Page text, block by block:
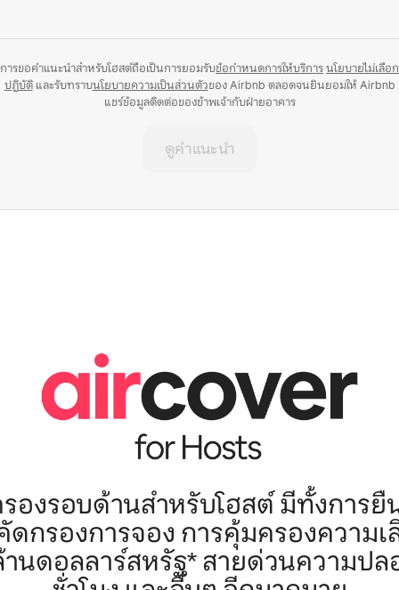
การขอคำแนะนำสำหรับโฮสต์ถือเป็นการยอมรับข้อกำหนดการให้บริการนโยบายไม่เลือก
ปฏิบัติและรับทราบนโยบายความเป็นส่วนตัวของ Airbnb ตลอดจนยินยอมให้ Airbnb
แชร์ข้อมูลติดต่อของข้าพเจ้ากับฝ่ายอาคาร
ดูคำแนะนำ
องรอบด้านสำหรับโฮสต์ มีทั้งการ
ดกรองการจอง การคุ้มครองความ
านดอลลาร์สหรัฐ* สายด่วนความป